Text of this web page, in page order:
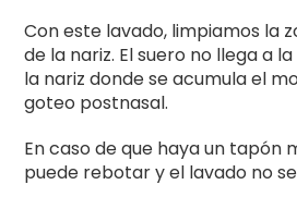
Con este lavado, limpiamos la
de la nariz. El suero no llega a
la nariz donde se acumula el
goteo postnasal.
En caso de que haya un tapón
puede rebotar y el lavado no